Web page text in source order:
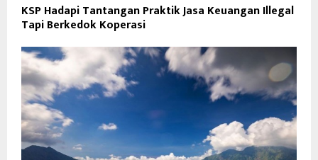
KSP Hadapi Tantangan Praktik Jasa Keuangan Illegal
Tapi Berkedok Koperasi